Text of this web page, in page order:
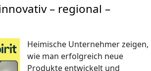
– regional –
Heimische Unternehmer zeigen,
wie man erfolgreich neue
Produkte entwickelt und